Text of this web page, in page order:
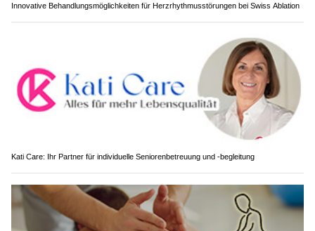
Innovative Behandlungsmöglichkeiten für Herzrhythmusstörungen bei Swiss Ablation
Kati Care: Ihr Partner für individuelle Seniorenbetreuung und -begleitung